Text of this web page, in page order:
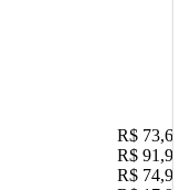
R$ 73,68
R$ 91,90
R$ 74,90